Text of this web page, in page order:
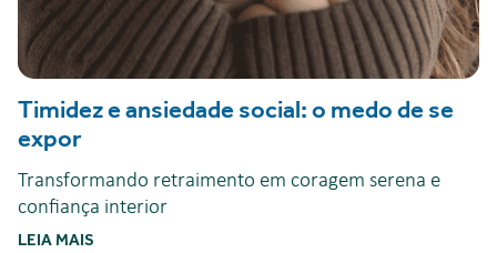
Timidez e ansiedade social: o medo de se
expor
Transformando retraimento em coragem serena e
confiança interior
LEIA MAIS